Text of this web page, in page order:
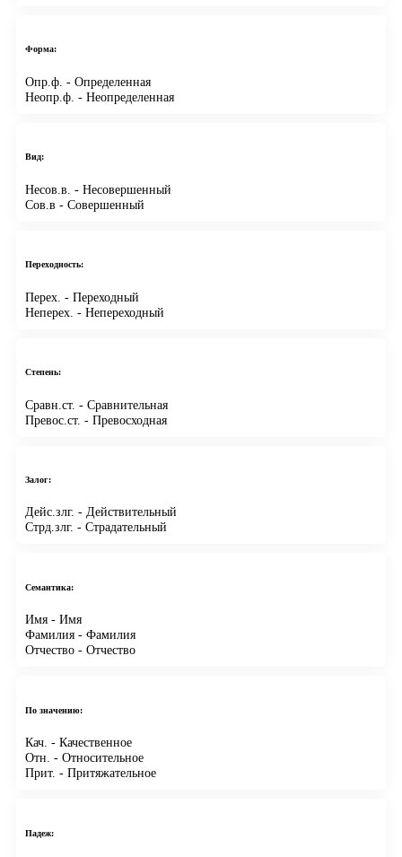
Форма:
Опр.ф. - Определенная
Неопр.ф. - Неопределенная
Вид:
Несов.в. - Несовершенный
Сов.в - Совершенный
Переходность:
Перех. - Переходный
Неперех. - Непереходный
Степень:
Сравн.ст. - Сравнительная
Превос.ст. - Превосходная
Залог:
Дейс.злг. - Действительный
Стрд.злг. - Страдательный
Семантика:
Имя - Имя
Фамилия - Фамилия
Отчество - Отчество
По значению:
Кач. - Качественное
Отн. - Относительное
Прит. - Притяжательное
Падеж: